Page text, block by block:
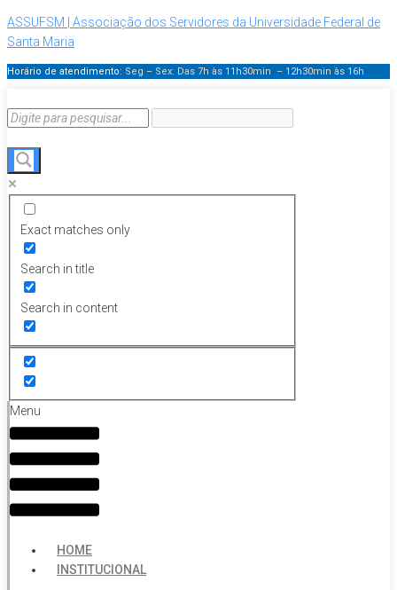
ASSUFSM | Associação dos Servidores da Universidade Federal de
Santa Maria
Horário de atendimento: Seg – Sex: Das 7h às 11h30min – 12h30min às 16h
Exact matches only
Search in title
Search in content
Menu
HOME
INSTITUCIONAL